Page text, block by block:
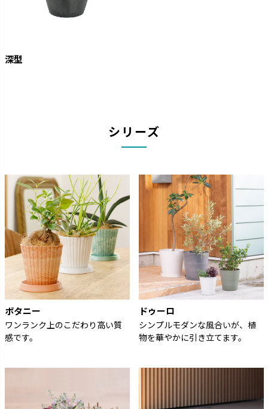
深型
シリーズ
ボタニー
ワンランク上のこだわり高い質
感です。
ドゥーロ
シンプルモダンな風合いが、植
物を華やかに引き立てます。